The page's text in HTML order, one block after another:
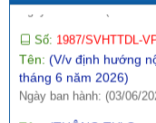
Số:1987/SVHTTDL-
tháng 6 năm 2026)
Ngày ban hành: (03/06/
Tên: (THÔNG TƯ Quy